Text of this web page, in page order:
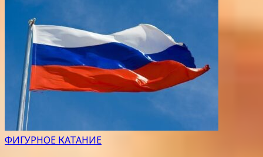
ФИГУРНОЕ КАТАНИЕ